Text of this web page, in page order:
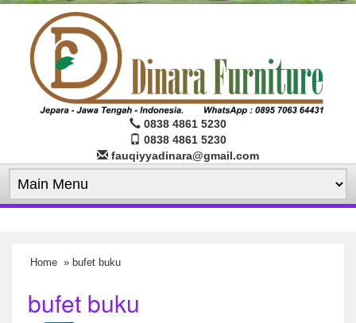
0838 4861 5230
0838 4861 5230
fauqiyyadinara@gmail.com
Home » bufet buku
bufet buku